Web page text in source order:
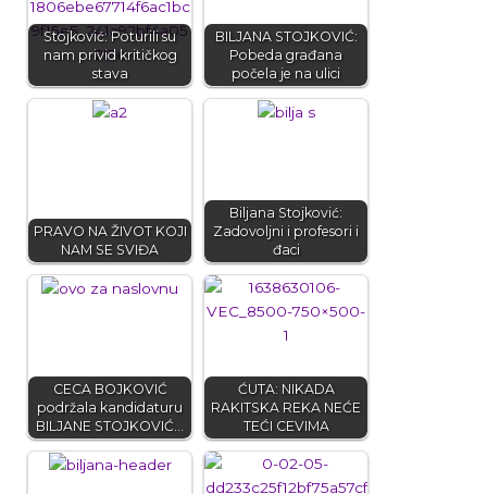
Stojković: Poturili su
nam privid kritičkog
stava
BILJANA STOJKOVIĆ:
Pobeda građana
počela je na ulici
PRAVO NA ŽIVOT KOJI
NAM SE SVIĐA
Biljana Stojković:
Zadovoljni i profesori i
đaci
CECA BOJKOVIĆ
podržala kandidaturu
BILJANE STOJKOVIĆ…
ĆUTA: NIKADA
RAKITSKA REKA NEĆE
TEĆI CEVIMA